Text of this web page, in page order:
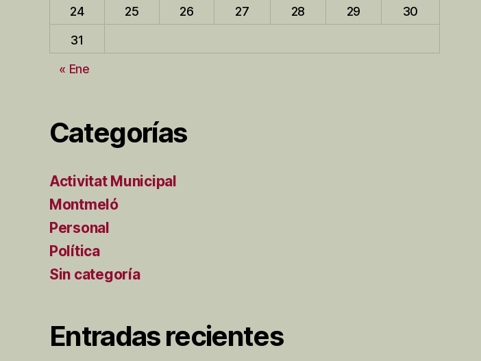
24
25 26 27 28 29
30
31
« Ene
Categorías
Activitat Municipal
Montmeló
Personal
Política
Sin categoría
Entradas recientes